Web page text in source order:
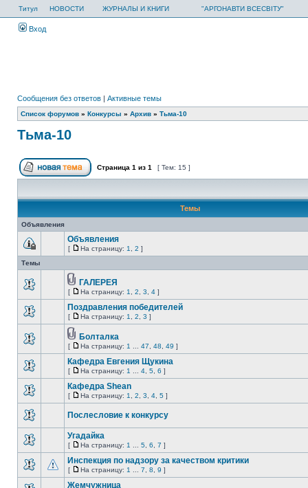
Титул НОВОСТИ ЖУРНАЛЫ И КНИГИ "АРГОНАВТИ ВСЕСВІТУ"
Вход
Сообщения без ответов | Активные темы
Список форумов » Конкурсы » Архив » Тьма-10
Тьма-10
Страница 1 из 1 [ Тем: 15 ]
Темы
Объявления
Объявления
[ На страницу: 1 2 ]
Темы
ГАЛЕРЕЯ
[ На страницу: 1 2 3 4 ]
Поздравления победителей
[ На страницу: 1 2 3 ]
Болталка
[ На страницу: 1 47 48 49 ]
Кафедра Евгения Щукина
[ На страницу: 1 4 5 6 ]
Кафедра Shean
[ На страницу: 1 2 3 4 5 ]
Послесловие к конкурсу
Угадайка
[ На страницу: 1 5 6 7 ]
Инспекция по надзору за качеством критики
[ На страницу: 1 7 8 9 ]
Жемчужница